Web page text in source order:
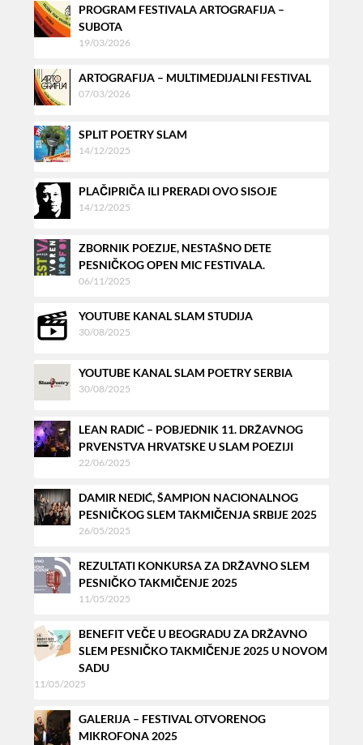
PROGRAM FESTIVALA ARTOGRAFIJA –
SUBOTA
19/03/2026
ARTOGRAFIJA – MULTIMEDIJALNI FESTIVAL
07/03/2026
SPLIT POETRY SLAM
14/12/2025
PLAČIPRIČA ILI PRERADI OVO SISOJE
14/12/2025
ZBORNIK POEZIJE, NESTAŠNO DETE
PESNIČKOG OPEN MIC FESTIVALA.
06/11/2025
YOUTUBE KANAL SLAM STUDIJA
30/08/2025
YOUTUBE KANAL SLAM POETRY SERBIA
30/08/2025
LEAN RADIĆ – POBJEDNIK 11. DRŽAVNOG
PRVENSTVA HRVATSKE U SLAM POEZIJI
22/06/2025
DAMIR NEDIĆ, ŠAMPION NACIONALNOG
PESNIČKOG SLEM TAKMIČENJA SRBIJE 2025
26/05/2025
REZULTATI KONKURSA ZA DRŽAVNO SLEM
PESNIČKO TAKMIČENJE 2025
11/05/2025
BENEFIT VEČE U BEOGRADU ZA DRŽAVNO
SLEM PESNIČKO TAKMIČENJE 2025 U NOVOM
SADU
11/05/2025
GALERIJA – FESTIVAL OTVORENOG
MIKROFONA 2025